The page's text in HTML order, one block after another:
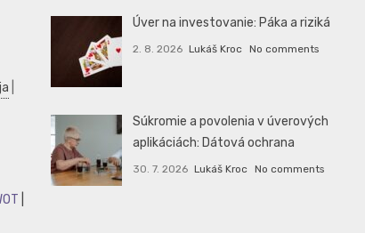
Úver na investovanie: Páka a riziká
2. 8. 2026 Lukáš Kroc No comments
Súkromie a povolenia v úverových
aplikáciách: Dátová ochrana
30. 7. 2026 Lukáš Kroc No comments